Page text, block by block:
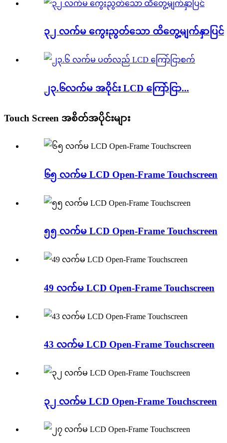
၃၂ လက်မ ကွေးညွတ်သော ထိတွေ့မျက်နှာပြင်
၂၃.၆လက်မ အဝိုင်း LCD ကြော်ငြာ...
Touch Screen အစိတ်အပိုင်းများ
၆၅ လက်မ LCD Open-Frame Touchscreen
၅၅ လက်မ LCD Open-Frame Touchscreen
49 လက်မ LCD Open-Frame Touchscreen
43 လက်မ LCD Open-Frame Touchscreen
၃၂ လက်မ LCD Open-Frame Touchscreen